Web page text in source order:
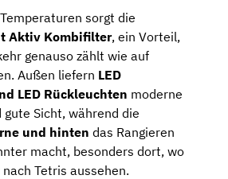
sorgt die
Aktiv Kombifilter, ein Vorteil,
genauso zählt wie auf
Außen liefern LED
LED Rückleuchten moderne
Sicht, während die
und hinten das Rangieren
macht, besonders dort, wo
Tetris aussehen.